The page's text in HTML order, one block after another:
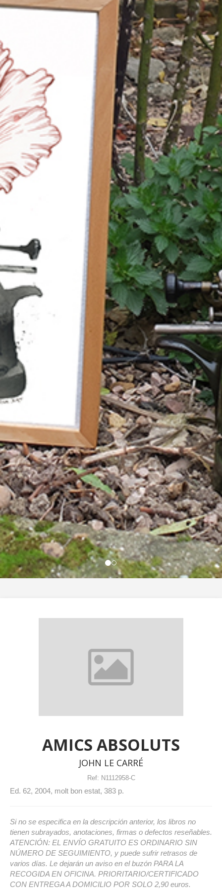
AMICS ABSOLUTS
JOHN LE CARRÉ
Ref: N1112958-C
Ed. 62, 2004, molt bon estat, 383 p.
Si no se especifica en la descripción anterior, los libros no
tienen subrayados, anotaciones, firmas o defectos reseñables.
ATENCIÓN: EL ENVÍO GRATUITO ES ORDINARIO SIN
NÚMERO DE SEGUIMIENTO, y puede sufrir retrasos de
varios días. Le dejarán un aviso en el buzón PARA LA
RECOGIDA EN OFICINA. PRIORITARIO/CERTIFICADO
CON ENTREGA A DOMICILIO POR SOLO 2,90 euros.